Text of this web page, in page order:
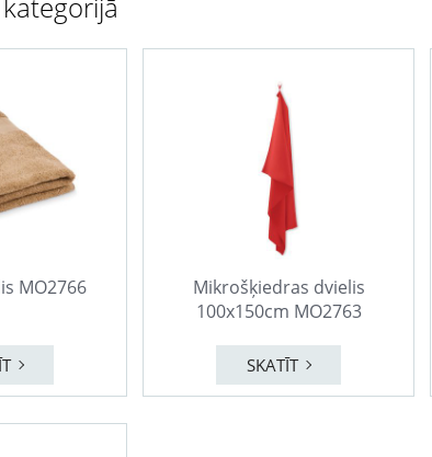
MO2766
Mikrošķiedras dvielis
100x150cm MO2763
SKATĪT